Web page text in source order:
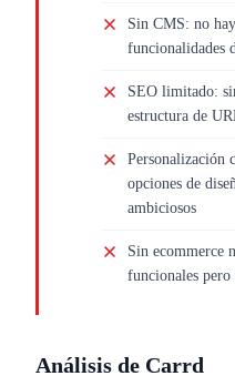
Sin CMS: no
funcionalidades
SEO limitado:
estructura de
Personalización
opciones de
ambiciosos
Sin ecommerce
funcionales
Análisis de Carrd